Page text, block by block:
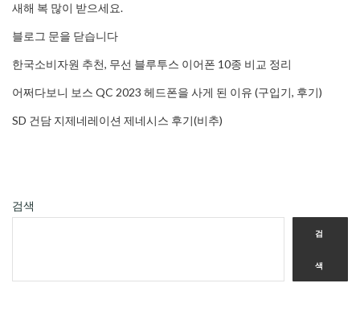
새해 복 많이 받으세요.
블로그 문을 닫습니다
한국소비자원 추천, 무선 블루투스 이어폰 10종 비교 정리
어쩌다보니 보스 QC 2023 헤드폰을 사게 된 이유 (구입기, 후기)
SD 건담 지제네레이션 제네시스 후기(비추)
검색
검
색